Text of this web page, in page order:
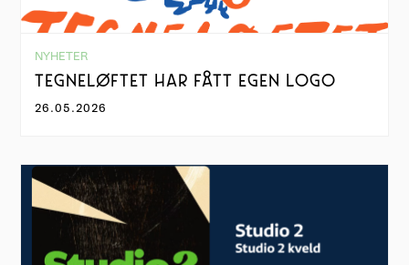
NYHETER
TEGNELØFTET HAR FÅTT EGEN LOGO
26.05.2026